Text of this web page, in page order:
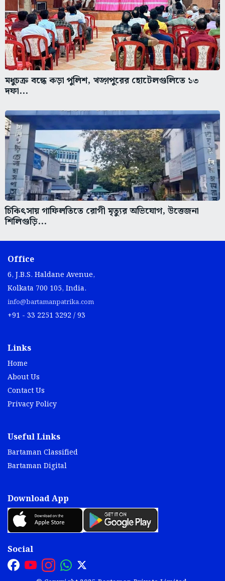
মধুচক্র বন্ধে কড়া পুলিশ, খড়্গপুরের হোটেলগুলিতে ১৩
দফা...
চিকিৎসায় গাফিলতিতে রোগী মৃত্যুর অভিযোগ, উত্তেজনা
শিলিগুড়ি...
Office
6, J.B.S. Haldane Avenue,
Kolkata 700 105, India.
info@bartamanpatrika.com
+91 - 33 2251 3292 / 93
Links
Home
About Us
Contact Us
Privacy Policy
Useful Links
Bartaman Classified
Bartaman Digital
Download App
Social